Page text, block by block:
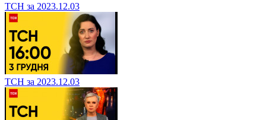
ТСН за 2023.12.03